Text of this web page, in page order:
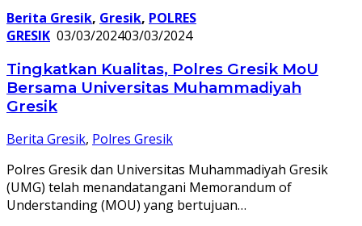
Berita Gresik, Gresik, POLRES
GRESIK 03/03/202403/03/2024
Tingkatkan Kualitas, Polres Gresik MoU
Bersama Universitas Muhammadiyah
Gresik
Berita Gresik, Polres Gresik
Polres Gresik dan Universitas Muhammadiyah Gresik
(UMG) telah menandatangani Memorandum of
Understanding (MOU) yang bertujuan…